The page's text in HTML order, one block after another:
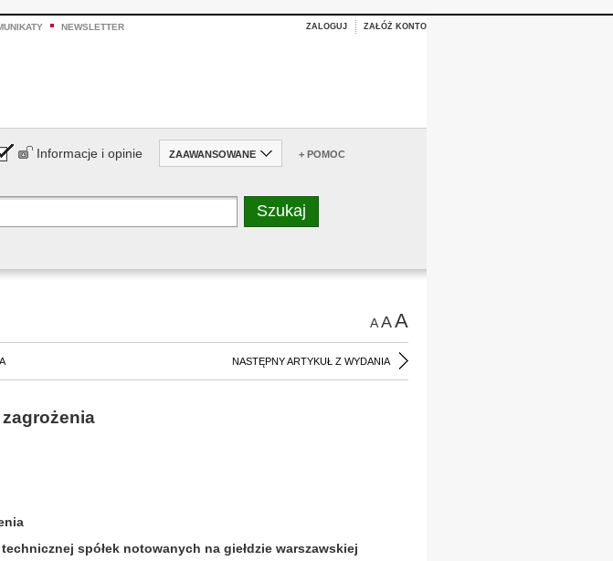
NEWSLETTER ZALOGUJ ZAŁÓŻ KONTO
Informacje i opinie ZAAWANSOWANE + POMOC
AAA
NASTĘPNY ARTYKUŁ Z WYDANIA
spółek notowanych na giełdzie warszawskiej